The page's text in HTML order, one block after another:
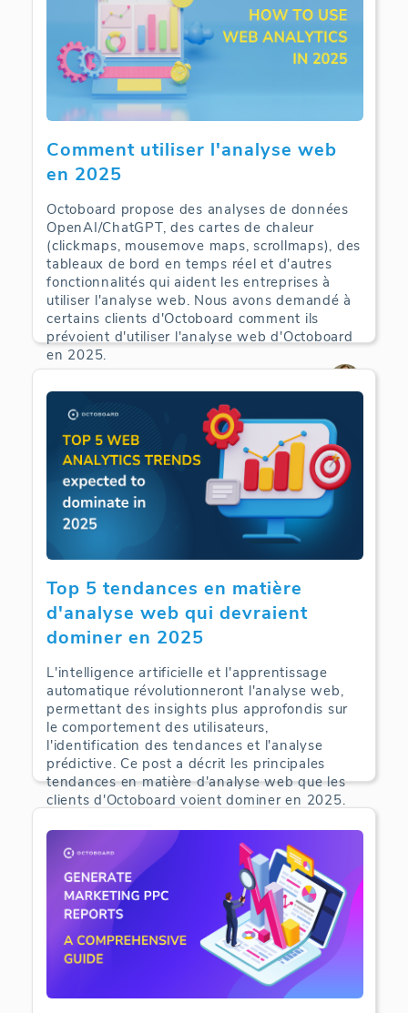
Comment utiliser l'analyse web
en 2025
Octoboard propose des analyses de données
OpenAI/ChatGPT, des cartes de chaleur
(clickmaps, mousemove maps, scrollmaps), des
tableaux de bord en temps réel et d'autres
fonctionnalités qui aident les entreprises à
utiliser l'analyse web. Nous avons demandé à
certains clients d'Octoboard comment ils
prévoient d'utiliser l'analyse web d'Octoboard
en 2025.
Top 5 tendances en matière
d'analyse web qui devraient
dominer en 2025
L'intelligence artificielle et l'apprentissage
automatique révolutionneront l'analyse web,
permettant des insights plus approfondis sur
le comportement des utilisateurs,
l'identification des tendances et l'analyse
prédictive. Ce post a décrit les principales
tendances en matière d'analyse web que les
clients d'Octoboard voient dominer en 2025.